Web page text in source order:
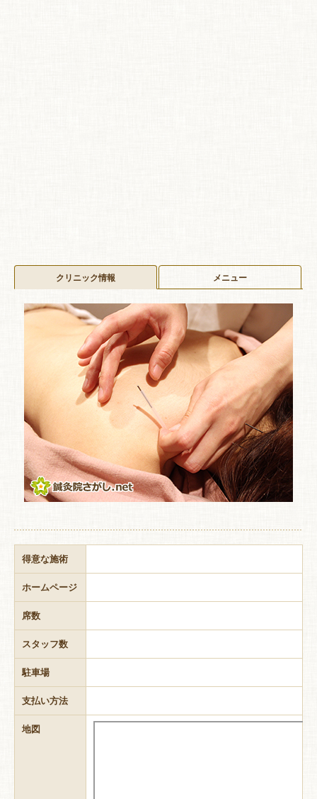
クリニック情報 メニュー
得意な施術
ホームページ
席数
スタッフ数
駐車場
支払い方法
地図